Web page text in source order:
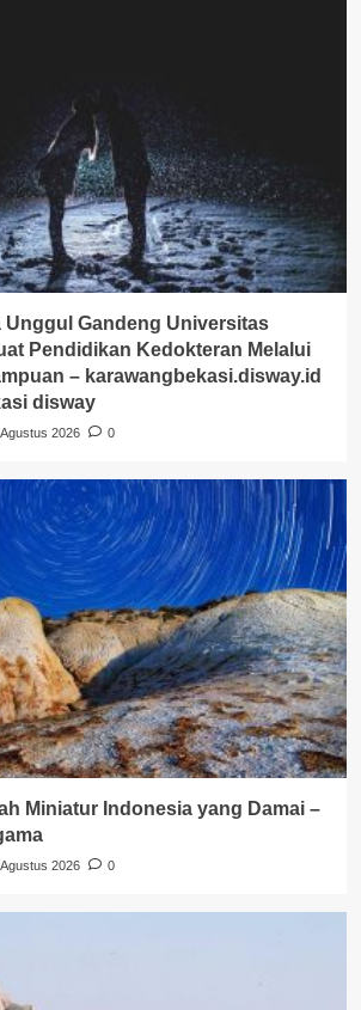
Unggul Gandeng Universitas
Pendidikan Kedokteran Melalui
– karawangbekasi.disway.id
disway
2026 0
Miniatur Indonesia yang Damai –
2026 0